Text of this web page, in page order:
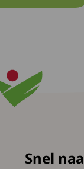
Snel